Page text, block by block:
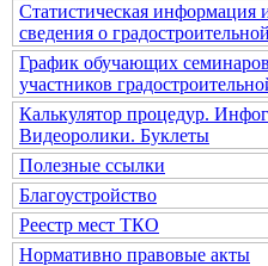
Статистическая информация
сведения о
График обучающих
участников
Калькулятор процедур.
Видеоролики. Буклеты
Полезные ссылки
Благоустройство
Реестр мест ТКО
Нормативно правовые акты